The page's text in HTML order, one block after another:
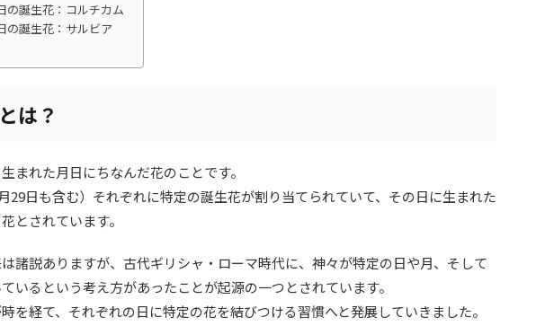
の誕生花：コルチカム
の誕生花：サルビア
は？
まれた月日にちなんだ花のことです。
29日も含む）それぞれに特定の誕生花が割り当てられていて、その日に生まれた
とされています。
諸説ありますが、古代ギリシャ・ローマ時代に、神々が特定の日や月、そして
いるという考え方があったことが起源の一つとされています。
を経て、それぞれの日に特定の花を結びつける習慣へと発展していきました。